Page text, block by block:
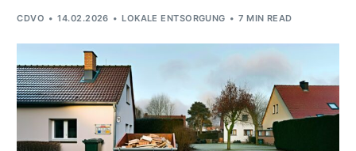
CDVO 14.02.2026 LOKALE ENTSORGUNG 7 MIN READ